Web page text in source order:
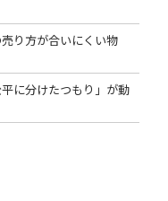
り方が合いにくい物
に分けたつもり」が動